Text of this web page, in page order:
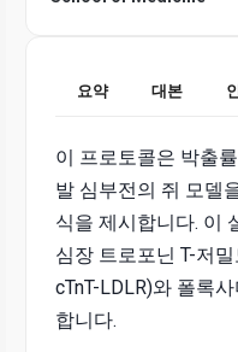
요약 대본
이 프로토콜은 박출
발 심부전의 쥐 모델
식을 제시합니다. 이
심장 트로포닌 T-저
cTnT-LDLR)와 폴록
합니다.